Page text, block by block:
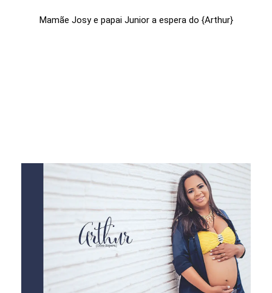
Mamãe Josy e papai Junior a espera do {Arthur}